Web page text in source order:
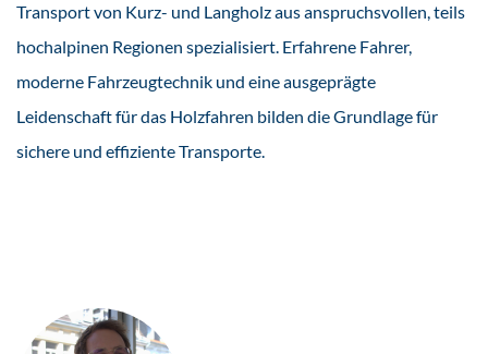
Transport von Kurz- und Langholz aus anspruchsvollen, teils
hochalpinen Regionen spezialisiert. Erfahrene Fahrer,
moderne Fahrzeugtechnik und eine ausgeprägte
Leidenschaft für das Holzfahren bilden die Grundlage für
sichere und effiziente Transporte.